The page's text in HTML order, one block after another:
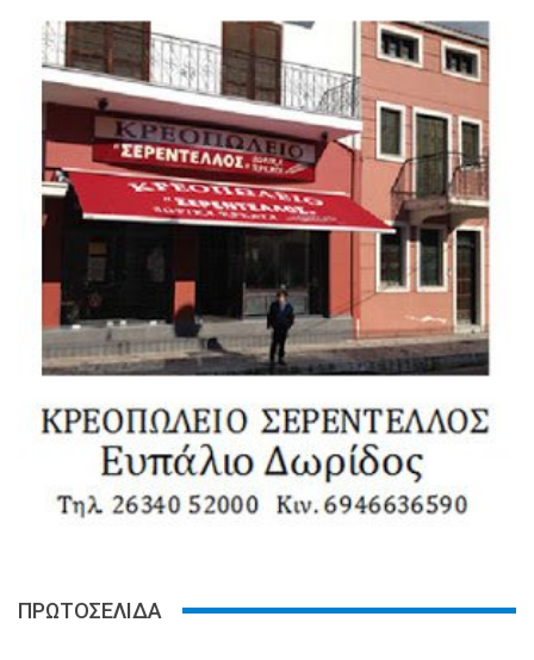
ΠΡΩΤΟΣΕΛΙΔΑ